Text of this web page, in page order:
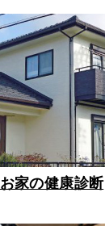
お家の健康診断